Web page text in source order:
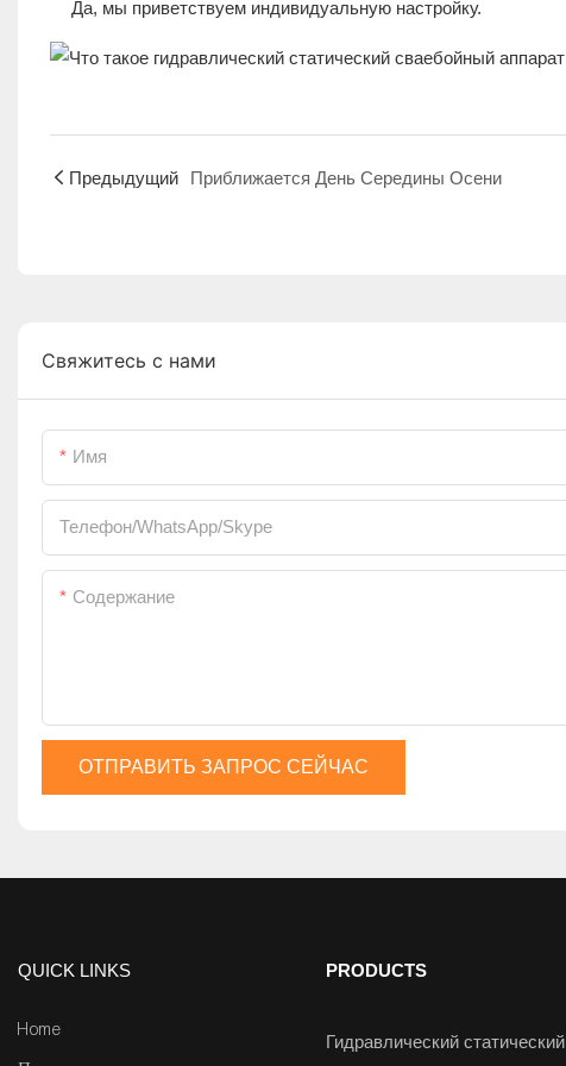
Да, мы приветствуем индивидуальную настройку.
Предыдущий Приближается День Середины Осени
Свяжитесь с нами
Имя
Телефон/WhatsApp/Skype
Содержание
ОТПРАВИТЬ ЗАПРОС СЕЙЧАС
QUICK LINKS
Home
PRODUCTS
Гидравлический статический